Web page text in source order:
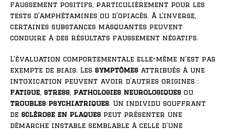
faussement positifs, particulièrement pour les
tests d’amphétamines ou d’opiacés. À l’inverse,
certaines substances masquantes peuvent
conduire à des résultats faussement négatifs.
L’évaluation comportementale elle-même n’est pas
exempte de biais. Les symptômes attribués à une
intoxication peuvent avoir d’autres origines :
fatigue stress pathologies neurologiques ou
troubles psychiatriques. Un individu souffrant
de sclérose en plaques peut présenter une
démarche instable semblable à celle d’une